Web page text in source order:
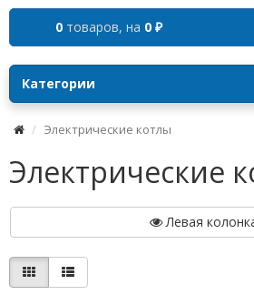
0 товаров, на 0 ₽
Категории
Электрические котлы
Электрические
Левая